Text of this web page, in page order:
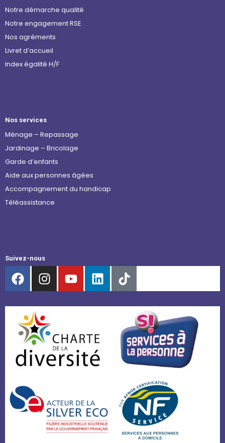
Notre démarche qualité
Notre engagement RSE
Nos agréments
Livret d’accueil
Index égalité H/F
Nos services
Ménage – Repassage
Jardinage – Bricolage
Garde d’enfants
Aide aux personnes âgées
Accompagnement du handicap
Téléassistance
Suivez-nous